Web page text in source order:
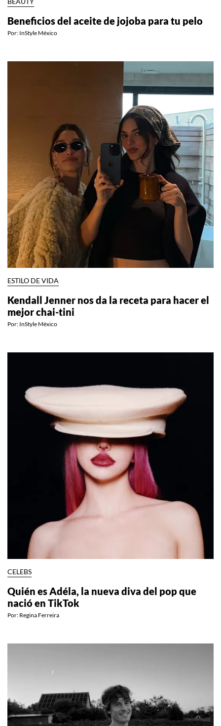
Beneficios del aceite de jojoba para tu pelo
Por: InStyle México
ESTILO DE VIDA
Kendall Jenner nos da la receta para hacer el
mejor chai-tini
Por: InStyle México
CELEBS
Quién es Adéla, la nueva diva del pop que
nació en TikTok
Por: Regina Ferreira